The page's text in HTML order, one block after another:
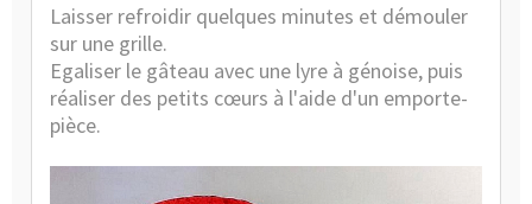
Laisser refroidir quelques minutes et démouler
sur une grille.
Egaliser le gâteau avec une lyre à génoise, puis
réaliser des petits cœurs à l'aide d'un emporte-
pièce.